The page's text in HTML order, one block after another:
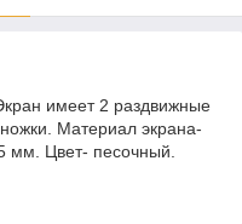
имеет 2 раздвижные
Материал экрана-
мм. Цвет- песочный.